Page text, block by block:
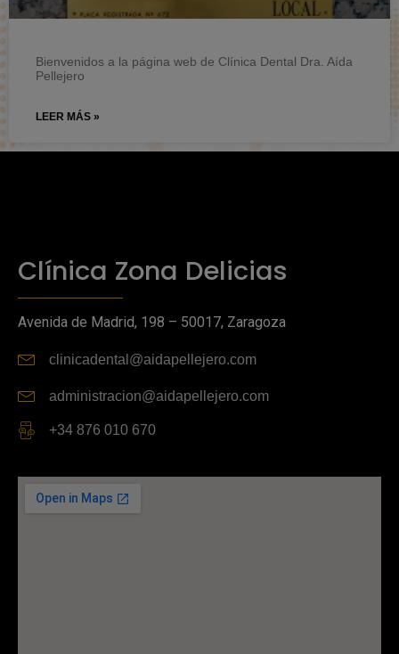
Bienvenidos a la página web de Clínica Dental Dra. Aída
Pellejero
LEER MÁS »
Clínica Zona Delicias
Avenida de Madrid, 198 – 50017, Zaragoza
clinicadental@aidapellejero.com
administracion@aidapellejero.com
+34 876 010 670